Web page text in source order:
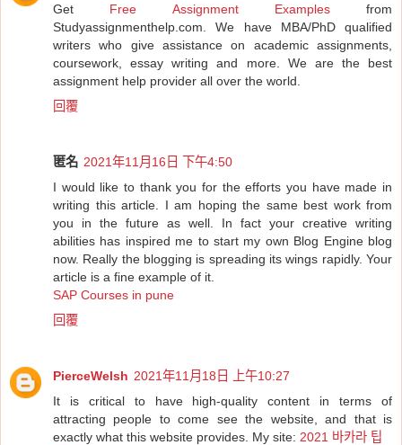
Get Free Assignment Examplesfrom
Studyassignmenthelp.com. We have MBA/PhD qualified
writers who give assistance on academic assignments,
coursework, essay writing and more. We are the best
assignment help provider all over the world.
回覆
匿名 2021年11月16日 下午4:50
I would like to thank you for the efforts you have made in
writing this article. I am hoping the same best work from
you in the future as well. In fact your creative writing
abilities has inspired me to start my own Blog Engine blog
now. Really the blogging is spreading its wings rapidly. Your
article is a fine example of it.
SAP Courses in pune
回覆
PierceWelsh 2021年11月18日 上午10:27
It is critical to have high-quality content in terms of
attracting people to come see the website, and that is
exactly what this website provides. My site: 2021 바카라 팁